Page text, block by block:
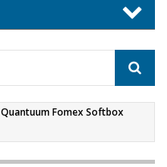
Quantuum Fomex Softbox